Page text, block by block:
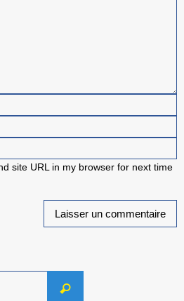
site URL in my browser for next time
Recherche